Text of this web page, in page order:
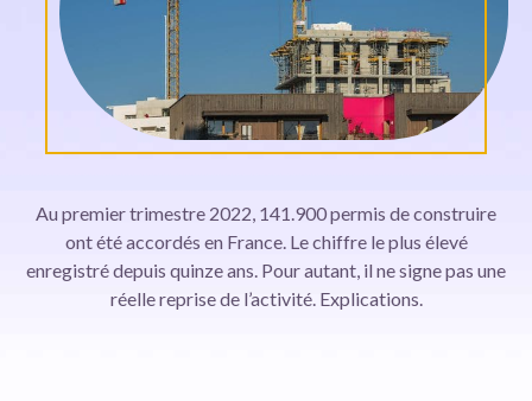
Au premier trimestre 2022, 141.900 permis de construire
ont été accordés en France. Le chiffre le plus élevé
enregistré depuis quinze ans. Pour autant, il ne signe pas une
réelle reprise de l’activité. Explications.